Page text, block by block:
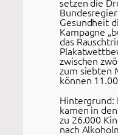
setzen die
Gesundheit
Kampagne
das
zwischen
zum siebten
können
Hintergrund:
kamen in
zu 26.000
nach